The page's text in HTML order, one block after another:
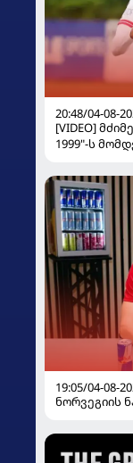
20:48/04-08-
[VIDEO]
1999"-ს
19:05/04-08-
ნორვეგიის